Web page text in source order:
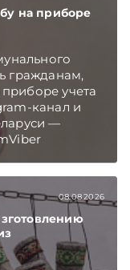
на приборе
гражданам,
учета
и
—
08.08.2026